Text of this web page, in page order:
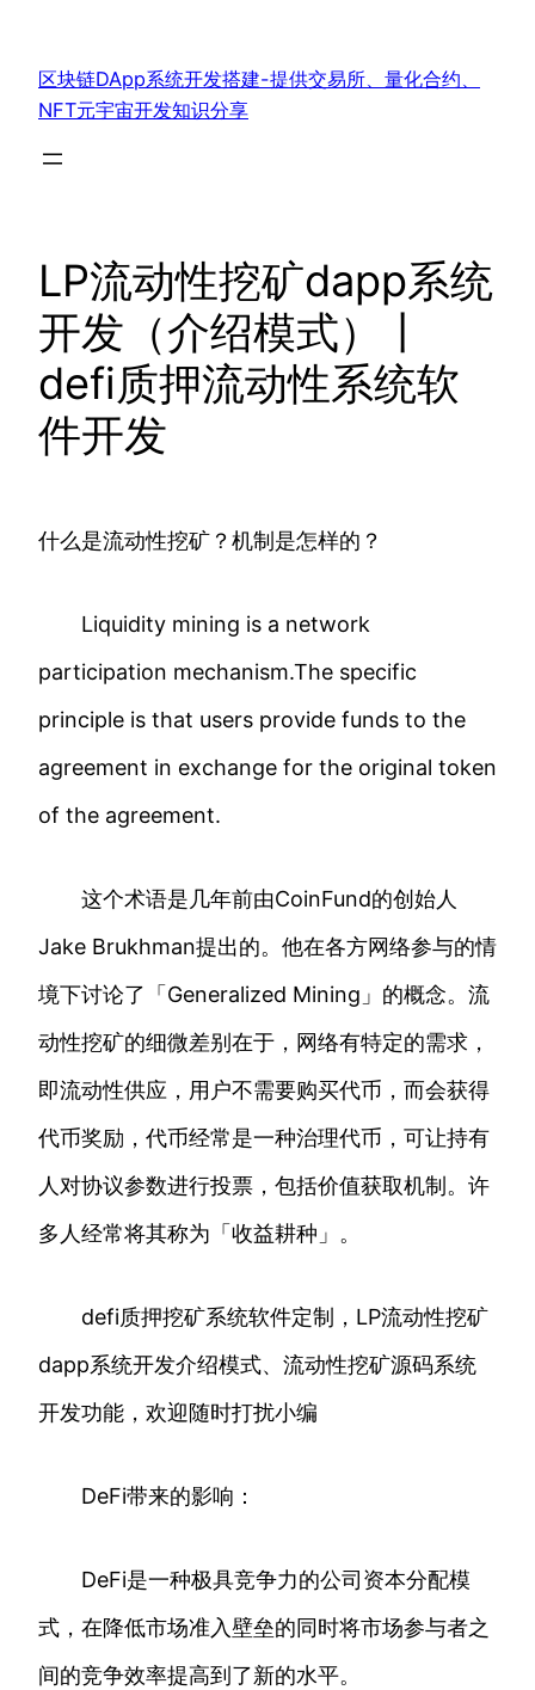
区块链DApp系统开发搭建-提供交易所、量化合约、
NFT元宇宙开发知识分享
LP流动性挖矿dapp系统
开发（介绍模式）丨
defi质押流动性系统软
件开发
什么是流动性挖矿？机制是怎样的？
Liquidity mining is a network
participation mechanism.The specific
principle is that users provide funds to the
agreement in exchange for the original token
of the agreement.
这个术语是几年前由CoinFund的创始人
Jake Brukhman提出的。他在各方网络参与的情
境下讨论了「Generalized Mining」的概念。流
动性挖矿的细微差别在于，网络有特定的需求，
即流动性供应，用户不需要购买代币，而会获得
代币奖励，代币经常是一种治理代币，可让持有
人对协议参数进行投票，包括价值获取机制。许
多人经常将其称为「收益耕种」。
defi质押挖矿系统软件定制，LP流动性挖矿
dapp系统开发介绍模式、流动性挖矿源码系统
开发功能，欢迎随时打扰小编
DeFi带来的影响：
DeFi是一种极具竞争力的公司资本分配模
式，在降低市场准入壁垒的同时将市场参与者之
间的竞争效率提高到了新的水平。